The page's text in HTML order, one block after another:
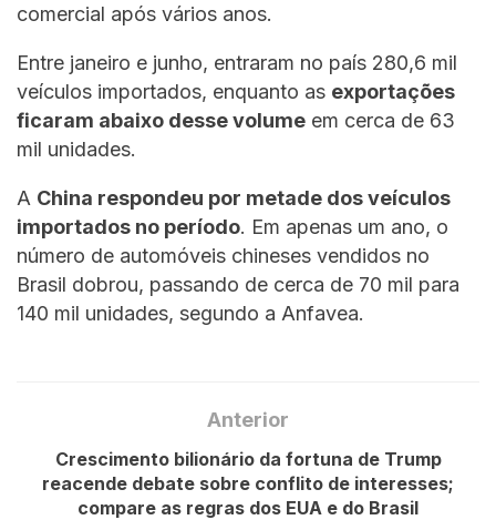
comercial após vários anos.
Entre janeiro e junho, entraram no país 280,6 mil
veículos importados, enquanto as exportações
ficaram abaixo desse volume em cerca de 63
mil unidades.
A China respondeu por metade dos veículos
importados no período. Em apenas um ano, o
número de automóveis chineses vendidos no
Brasil dobrou, passando de cerca de 70 mil para
140 mil unidades, segundo a Anfavea.
Anterior
Crescimento bilionário da fortuna de Trump
reacende debate sobre conflito de interesses;
compare as regras dos EUA e do Brasil